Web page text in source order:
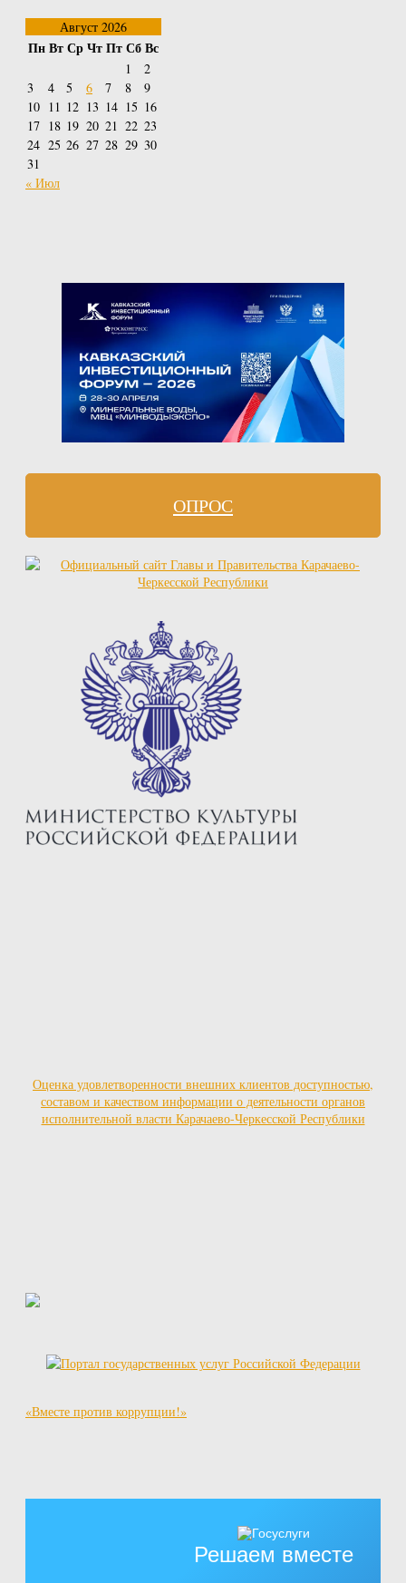
Август 2026
ПнВтСрЧтПтСбВс
1
2
3
4 5 6 7 8
9
10 11 12 13 14 15 16
17 18 19 20 21 22 23
24 25 26 27 28 29 30
31
« Июл
ОПРОС
Оценка удовлетворенности внешних клиентов доступностью,
составом и качеством информации о деятельности органов
исполнительной власти Карачаево-Черкесской Республики
«Вместе против коррупции!»
Решаем вместе